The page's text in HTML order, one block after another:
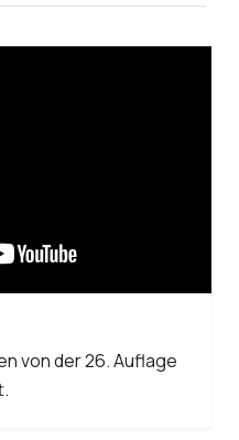
von der 26. Auflage